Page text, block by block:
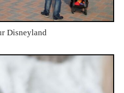
Disneyland